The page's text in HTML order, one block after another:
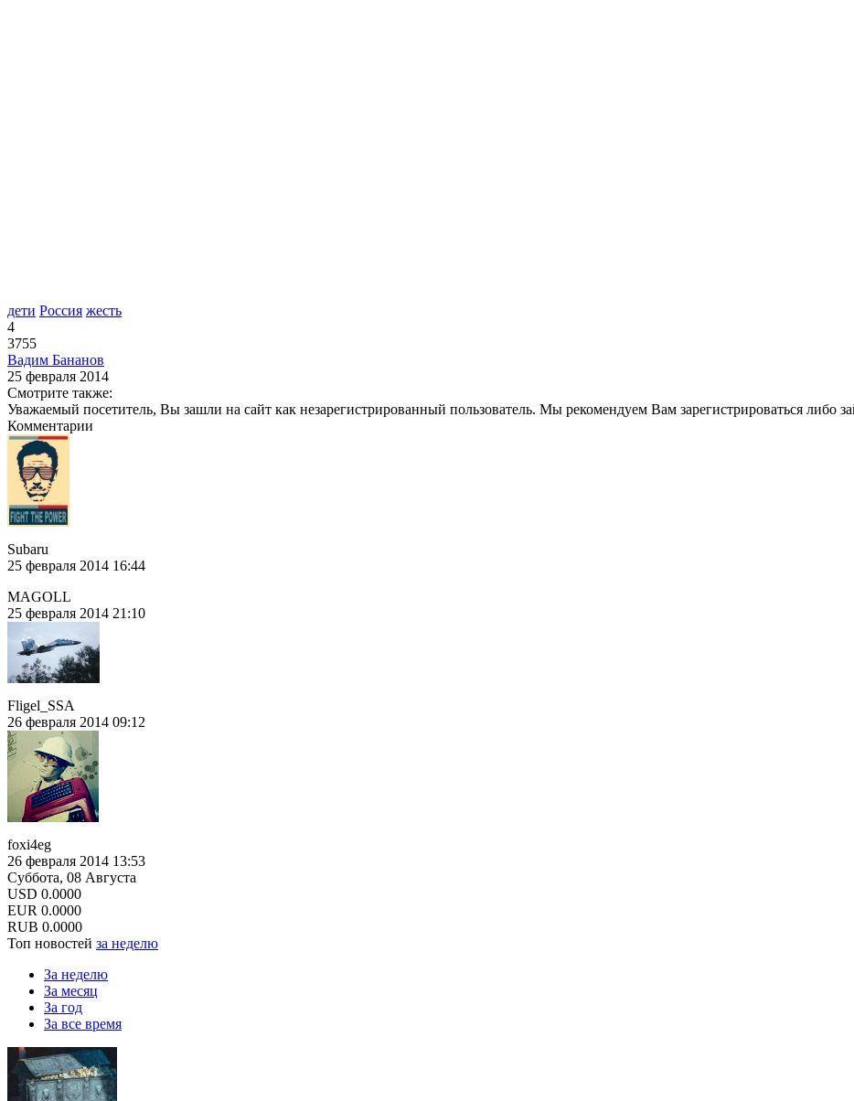
дети Россия жесть
4
3755
Вадим Бананов
25 февраля 2014
Смотрите также:
Уважаемый посетитель, Вы зашли на сайт как незарегистрированный пользователь. Мы рекомендуем Вам зарегистрироваться либо
Комментарии
Subaru
25 февраля 2014 16:44
MAGOLL
25 февраля 2014 21:10
Fligel_SSA
26 февраля 2014 09:12
foxi4eg
26 февраля 2014 13:53
Суббота, 08 Августа
USD 0.0000
EUR 0.0000
RUB 0.0000
Топ новостей за неделю
За неделю
За месяц
За год
За все время